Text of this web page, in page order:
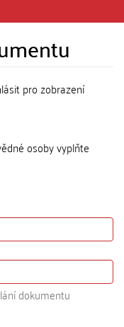
pro zobrazení
osoby vyplňte
dokumentu